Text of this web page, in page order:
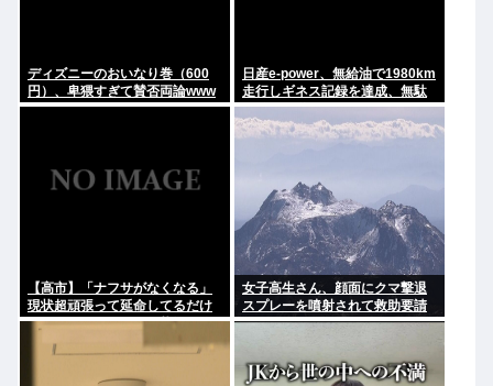
ディズニーのおいなり巻（600
円）、卑猥すぎて賛否両論www
日産e-power、無給油で1980km
走行しギネス記録を達成、無駄
な発電や送電ロスなくEVよりエ
コを証明
【高市】「ナフサがなくなる」
現状超頑張って延命してるだけ
でどんどん不足してる状況は改
善してないのにもうナフサある
ことになった理由
女子高生さん、顔面にクマ撃退
スプレーを噴射されて救助要請
してしまう